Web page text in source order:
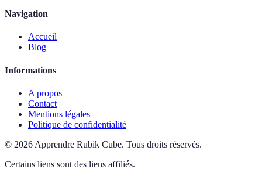
Navigation
Accueil
Blog
Informations
A propos
Contact
Mentions légales
Politique de confidentialité
© 2026 Apprendre Rubik Cube. Tous droits réservés.
Certains liens sont des liens affiliés.